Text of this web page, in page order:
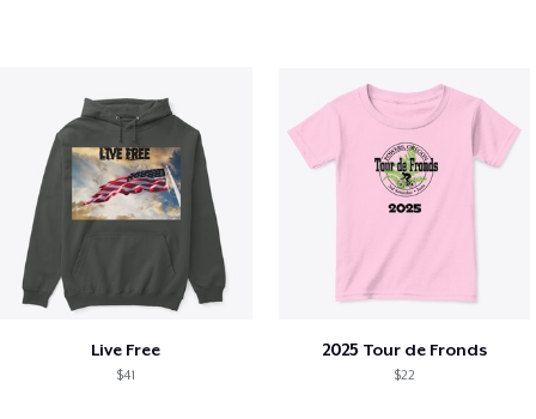
Live Free
$41
2025 Tour de Fronds
$22